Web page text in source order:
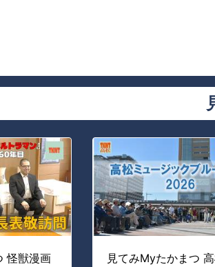
怪獣漫画
見てみMyたかまつ